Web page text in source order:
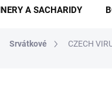
A SACHARIDY
Srvátkové CZECH